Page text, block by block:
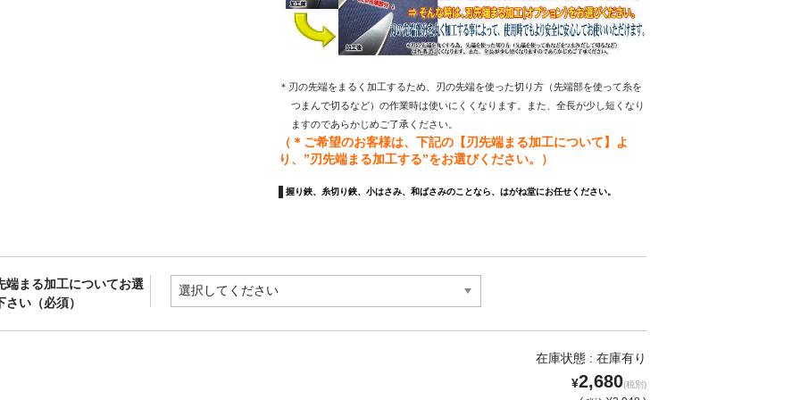
＊刃の先端をまるく加工するため、刃の先端を使った切り方（先端部を使って糸を
  つまんで切るなど）の作業時は使いにくくなります。また、全長が少し短くなり
  ますのであらかじめご了承ください。
（＊ご希望のお客様は、下記の【刃先端まる加工について】よ
り、”刃先端まる加工する”をお選びください。）
握り鋏、糸切り鋏、小はさみ、和ばさみのことなら、はがね堂にお任せください。
端まる加工についてお選
さい（必須）
在庫状態 : 在庫有り
¥2,680(税別)